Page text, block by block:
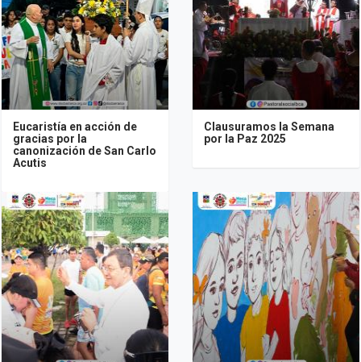
Eucaristía en acción de
gracias por la
canonización de San Carlo
Acutis
Clausuramos la Semana
por la Paz 2025